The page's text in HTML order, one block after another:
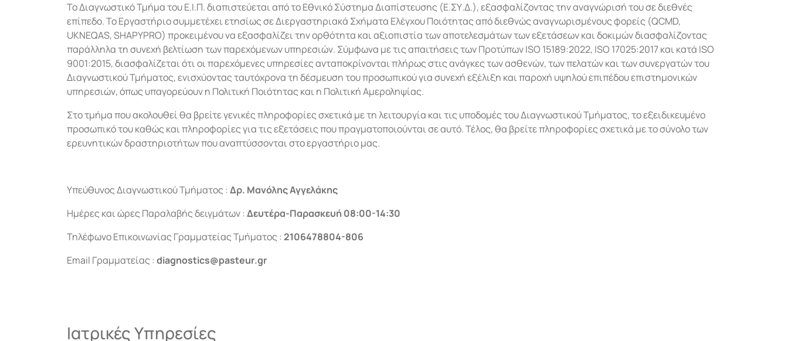
Το Διαγνωστικό Τμήμα του Ε.Ι.Π. διαπιστεύεται από το Εθνικό Σύστημα Διαπίστευσης (Ε.ΣΥ.Δ.), εξασφαλίζοντας την αναγνώρισή του σε διεθνές
επίπεδο. Το Εργαστήριο συμμετέχει ετησίως σε Διεργαστηριακά Σχήματα Ελέγχου Ποιότητας από διεθνώς αναγνωρισμένους φορείς (QCMD,
UKNEQAS, SHAPYPRO) προκειμένου να εξασφαλίζει την ορθότητα και αξιοπιστία των αποτελεσμάτων των εξετάσεων και δοκιμών διασφαλίζοντας
παράλληλα τη συνεχή βελτίωση των παρεχόμενων υπηρεσιών. Σύμφωνα με τις απαιτήσεις των Προτύπων ISO 15189:2022, ISO 17025:2017 και κατά ISO
9001:2015, διασφαλίζεται ότι οι παρεχόμενες υπηρεσίες ανταποκρίνονται πλήρως στις ανάγκες των ασθενών, των πελατών και των συνεργατών του
Διαγνωστικού Τμήματος, ενισχύοντας ταυτόχρονα τη δέσμευση του προσωπικού για συνεχή εξέλιξη και παροχή υψηλού επιπέδου επιστημονικών
υπηρεσιών, όπως υπαγορεύουν η Πολιτική Ποιότητας και η Πολιτική Αμεροληψίας.
Στο τμήμα που ακολουθεί θα βρείτε γενικές πληροφορίες σχετικά με τη λειτουργία και τις υποδομές του Διαγνωστικού Τμήματος, το εξειδικευμένο
προσωπικό του καθώς και πληροφορίες για τις εξετάσεις που πραγματοποιούνται σε αυτό. Τέλος, θα βρείτε πληροφορίες σχετικά με το σύνολο των
ερευνητικών δραστηριοτήτων που αναπτύσσονται στο εργαστήριο μας.
Υπεύθυνος Διαγνωστικού Τμήματος : Δρ. Μανόλης Αγγελάκης
Ημέρες και ώρες Παραλαβής δειγμάτων : Δευτέρα-Παρασκευή 08:00-14:30
Τηλέφωνο Επικοινωνίας Γραμματείας Τμήματος : 2106478804-806
Email Γραμματείας : diagnostics@pasteur.gr
Ιατρικές Υπηρεσίες